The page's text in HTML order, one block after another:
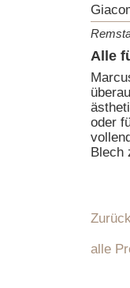
Alle
oder
Blech
Zurück
alle